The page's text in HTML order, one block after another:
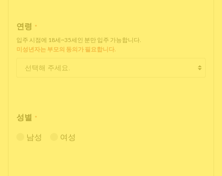
연령 *
입주 시점에 18세~35세인 분만 입주 가능합니다.
미성년자는 부모의 동의가 필요합니다.
성별 *
남성 여성